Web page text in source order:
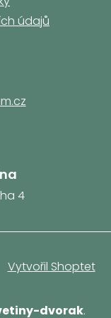
údajů
4
Vytvořil Shoptet
dvorak.